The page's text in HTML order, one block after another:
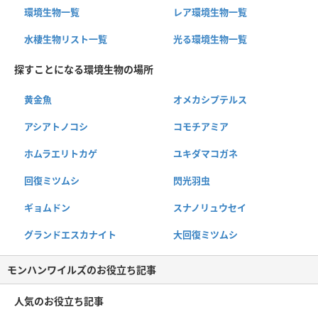
環境生物一覧 レア環境生物一覧
水棲生物リスト一覧 光る環境生物一覧
探すことになる環境生物の場所
黄金魚 オメカシプテルス
アシアトノコシ コモチアミア
ホムラエリトカゲ ユキダマコガネ
回復ミツムシ 閃光羽虫
ギョムドン スナノリュウセイ
グランドエスカナイト 大回復ミツムシ
モンハンワイルズのお役立ち記事
人気のお役立ち記事